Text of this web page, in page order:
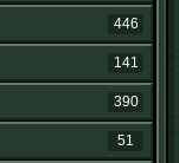
446
141
390
51